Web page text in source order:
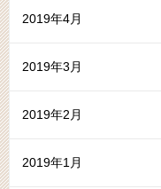
2019年4月
2019年3月
2019年2月
2019年1月